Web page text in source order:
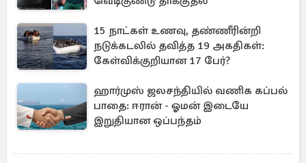
15 நாட்கள் உணவு, தண்ணீரின்றி
நடுக்கடலில் தவித்த 19 அகதிகள்:
கேள்விக்குறியான 17 பேர்?
ஹார்முஸ் ஜலசந்தியில் வணிக கப்பல்
பாதை: ஈரான் - ஓமன் இடையே
இறுதியான ஒப்பந்தம்